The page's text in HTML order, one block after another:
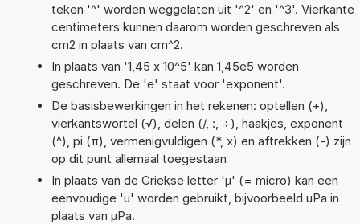
teken '^' worden weggelaten uit '^2' en '^3'. Vierkante
centimeters kunnen daarom worden geschreven als
cm2 in plaats van cm^2.
In plaats van '1,45 x 10^5' kan 1,45e5 worden
geschreven. De 'e' staat voor 'exponent'.
De basisbewerkingen in het rekenen: optellen (+),
vierkantswortel (√), delen (/, :, ÷), haakjes, exponent
(^), pi (π), vermenigvuldigen (*, x) en aftrekken (-) zijn
op dit punt allemaal toegestaan
In plaats van de Griekse letter 'µ' (= micro) kan een
eenvoudige 'u' worden gebruikt, bijvoorbeeld uPa in
plaats van µPa.